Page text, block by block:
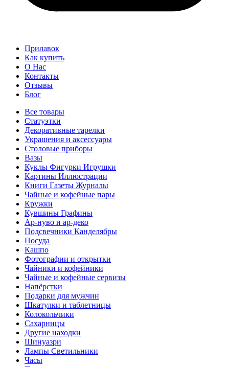
Прилавок
Как купить
О Нас
Контакты
Отзывы
Блог
Все товары
Статуэтки
Декоративные тарелки
Украшения и аксессуары
Столовые приборы
Вазы
Куклы Фигурки Игрушки
Картины Иллюстрации
Книги Газеты Журналы
Чайные и кофейные пары
Кружки
Кувшины Графины
Ар-нуво и ар-деко
Подсвечники Канделябры
Посуда
Кашпо
Фотографии и открытки
Чайники и кофейники
Чайные и кофейные сервизы
Напёрстки
Подарки для мужчин
Шкатулки и таблетницы
Колокольчики
Сахарницы
Другие находки
Шинуазри
Лампы Светильники
Часы